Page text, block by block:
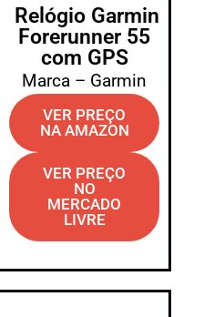
Relógio Garmin
Forerunner 55
com GPS
Marca – Garmin
VER PREÇO
NA AMAZON
VER PREÇO
NO
MERCADO
LIVRE